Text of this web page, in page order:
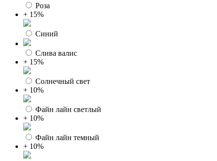
Роза
+ 15%
Синий
Слива валис
+ 15%
Солнечный свет
+ 10%
Файн лайн светлый
+ 10%
Файн лайн темный
+ 10%